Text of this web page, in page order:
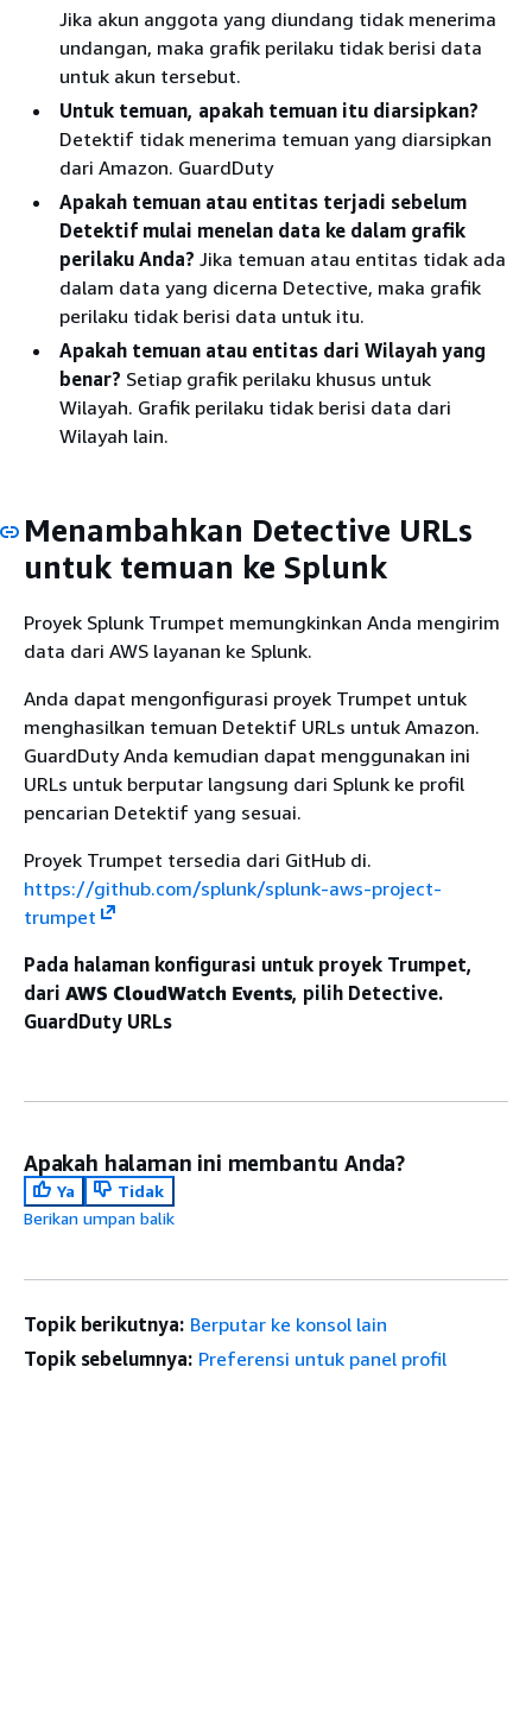
Jika akun anggota yang diundang tidak menerima
undangan, maka grafik perilaku tidak berisi data
untuk akun tersebut.
Untuk temuan, apakah temuan itu diarsipkan?
Detektif tidak menerima temuan yang diarsipkan
dari Amazon. GuardDuty
Apakah temuan atau entitas terjadi sebelum
Detektif mulai menelan data ke dalam grafik
perilaku Anda? Jika temuan atau entitas tidak ada
dalam data yang dicerna Detective, maka grafik
perilaku tidak berisi data untuk itu.
Apakah temuan atau entitas dari Wilayah yang
benar? Setiap grafik perilaku khusus untuk
Wilayah. Grafik perilaku tidak berisi data dari
Wilayah lain.
Menambahkan Detective URLs
untuk temuan ke Splunk
Proyek Splunk Trumpet memungkinkan Anda mengirim
data dari AWS layanan ke Splunk.
Anda dapat mengonfigurasi proyek Trumpet untuk
menghasilkan temuan Detektif URLs untuk Amazon.
GuardDuty Anda kemudian dapat menggunakan ini
URLs untuk berputar langsung dari Splunk ke profil
pencarian Detektif yang sesuai.
Proyek Trumpet tersedia dari GitHub di.
https://github.com/splunk/splunk-aws-project-
trumpet
Pada halaman konfigurasi untuk proyek Trumpet,
dari AWS CloudWatch Events, pilih Detective.
GuardDuty URLs
Apakah halaman ini membantu Anda?
Ya
Tidak
Berikan umpan balik
Topik berikutnya: Berputar ke konsol lain
Topik sebelumnya: Preferensi untuk panel profil